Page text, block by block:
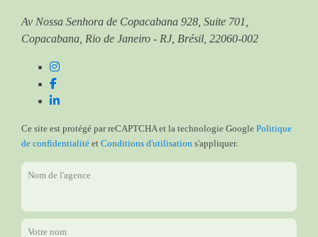
Av Nossa Senhora de Copacabana 928, Suite 701,
Copacabana, Rio de Janeiro - RJ, Brésil, 22060-002
Ce site est protégé par reCAPTCHA et la technologie Google Politique
de confidentialité et Conditions d'utilisation s'appliquer.
Nom de l'agence
Votre nom